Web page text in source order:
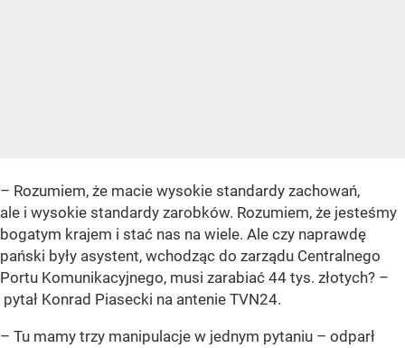
– Rozumiem, że macie wysokie standardy zachowań,
ale i wysokie standardy zarobków. Rozumiem, że jesteśmy
bogatym krajem i stać nas na wiele. Ale czy naprawdę
pański były asystent, wchodząc do zarządu Centralnego
Portu Komunikacyjnego, musi zarabiać 44 tys. złotych? –
pytał Konrad Piasecki na antenie TVN24.
– Tu mamy trzy manipulacje w jednym pytaniu – odparł